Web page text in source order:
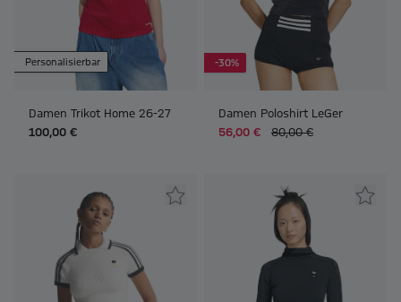
Personalisierbar
Damen Trikot Home 26-27
100,00 €
-30%
Damen Poloshirt LeGer
56,00 €
80,00 €